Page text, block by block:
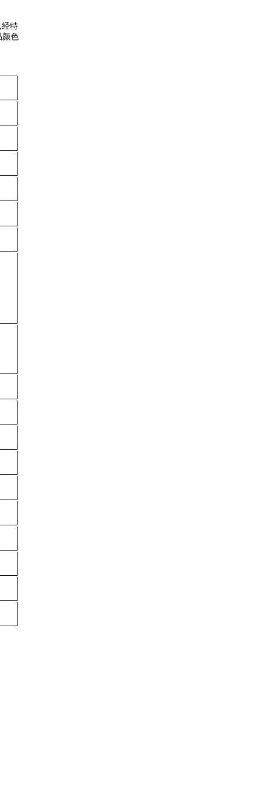
经特
颜色